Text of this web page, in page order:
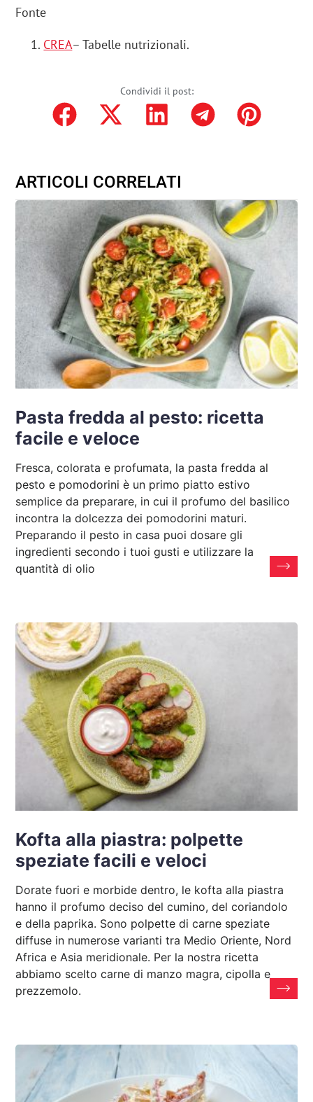
Fonte
CREA– Tabelle nutrizionali.
Condividi il post:
ARTICOLI CORRELATI
Pasta fredda al pesto: ricetta
facile e veloce
Fresca, colorata e profumata, la pasta fredda al
pesto e pomodorini è un primo piatto estivo
semplice da preparare, in cui il profumo del basilico
incontra la dolcezza dei pomodorini maturi.
Preparando il pesto in casa puoi dosare gli
ingredienti secondo i tuoi gusti e utilizzare la
quantità di olio
Kofta alla piastra: polpette
speziate facili e veloci
Dorate fuori e morbide dentro, le kofta alla piastra
hanno il profumo deciso del cumino, del coriandolo
e della paprika. Sono polpette di carne speziate
diffuse in numerose varianti tra Medio Oriente, Nord
Africa e Asia meridionale. Per la nostra ricetta
abbiamo scelto carne di manzo magra, cipolla e
prezzemolo.